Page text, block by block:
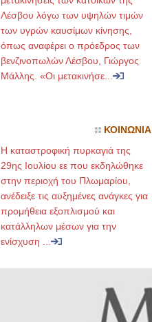
Λέσβου λόγω των υψηλών τιμών
των υγρών καυσίμων κίνησης,
όπως αναφέρει ο πρόεδρος των
βενζινοπωλών Λέσβου, Γιώργος
Μάλλης. «Οι μετακινήσε...
ΚΟΙΝΩΝΙΑ
Η καταστροφική πυρκαγιά της
29ης Ιουλίου εε που εκδηλώθηκε
στην περιοχή του Πλωμαρίου,
ανέδειξε τις αυξημένες ανάγκες για
προμήθεια εξοπλισμού και
κατάλληλων μέσων για την
ενίσχυση ...